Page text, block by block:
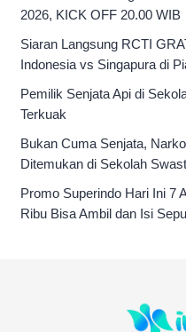
2026, KICK OFF 20.00 WIB
Siaran Langsung RCTI
Indonesia vs Singapura di
Pemilik Senjata Api di
Terkuak
Bukan Cuma Senjata,
Ditemukan di Sekolah
Promo Superindo Hari Ini 7
Ribu Bisa Ambil dan Isi